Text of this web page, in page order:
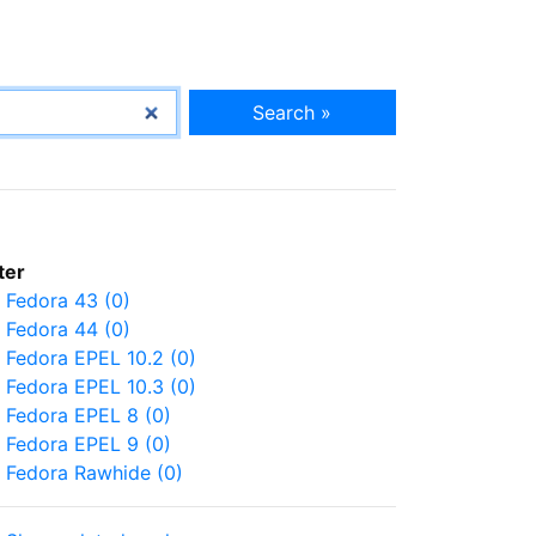
Search »
Fedora 43 (0)
Fedora 44 (0)
Fedora EPEL 10.2 (0)
Fedora EPEL 10.3 (0)
Fedora EPEL 8 (0)
Fedora EPEL 9 (0)
Fedora Rawhide (0)